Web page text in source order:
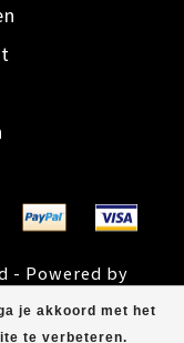
je akkoord met het
te verbeteren.
- Powered by